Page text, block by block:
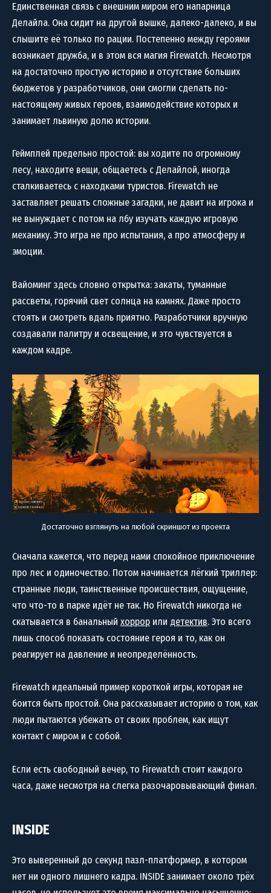
Единственная связь с внешним миром его напарница
Делайла. Она сидит на другой вышке, далеко-далеко, и вы
слышите её только по рации. Постепенно между героями
возникает дружба, и в этом вся магия Firewatch. Несмотря
на достаточно простую историю и отсутствие больших
бюджетов у разработчиков, они смогли сделать по-
настоящему живых героев, взаимодействие которых и
занимает львиную долю истории.
Геймплей предельно простой: вы ходите по огромному
лесу, находите вещи, общаетесь с Делайлой, иногда
сталкиваетесь с находками туристов. Firewatch не
заставляет решать сложные загадки, не давит на игрока и
не вынуждает с потом на лбу изучать каждую игровую
механику. Это игра не про испытания, а про атмосферу и
эмоции.
Вайоминг здесь словно открытка: закаты, туманные
рассветы, горячий свет солнца на камнях. Даже просто
стоять и смотреть вдаль приятно. Разработчики вручную
создавали палитру и освещение, и это чувствуется в
каждом кадре.
Достаточно взглянуть на любой скриншот из проекта
Сначала кажется, что перед нами спокойное приключение
про лес и одиночество. Потом начинается лёгкий триллер:
странные люди, таинственные происшествия, ощущение,
что что-то в парке идёт не так. Но Firewatch никогда не
скатывается в банальный хоррор или детектив. Это всего
лишь способ показать состояние героя и то, как он
реагирует на давление и неопределённость.
Firewatch идеальный пример короткой игры, которая не
боится быть простой. Она рассказывает историю о том, как
люди пытаются убежать от своих проблем, как ищут
контакт с миром и с собой.
Если есть свободный вечер, то Firewatch стоит каждого
часа, даже несмотря на слегка разочаровывающий финал.
INSIDE
Это выверенный до секунд пазл-платформер, в котором
нет ни одного лишнего кадра. INSIDE занимает около трёх